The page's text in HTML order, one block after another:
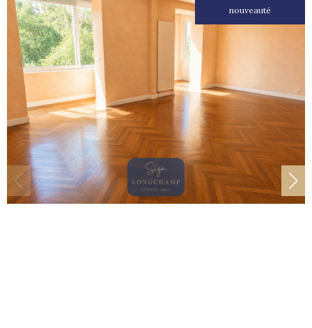
nouveauté